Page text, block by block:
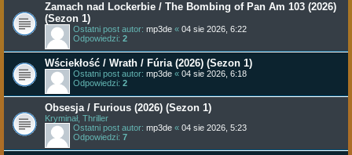
Zamach nad Lockerbie / The Bombing of Pan Am 103 (2026)
(Sezon 1)
Ostatni post autor: mp3de « 04 sie 2026, 6:22
Odpowiedzi: 2
Wściekłość / Wrath / Fúria (2026) (Sezon 1)
Ostatni post autor: mp3de « 04 sie 2026, 6:18
Odpowiedzi: 2
Obsesja / Furious (2026) (Sezon 1)
Kryminał, Thriller
Ostatni post autor: mp3de « 04 sie 2026, 5:23
Odpowiedzi: 7